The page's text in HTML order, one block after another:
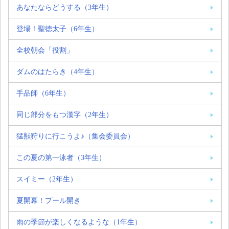
あなたならどうする（3年生）
登場！聖徳太子（6年生）
全校朝会「役割」
ダムのはたらき（4年生）
手品師（6年生）
同じ部分をもつ漢字（2年生）
猛獣狩りに行こうよ♪（集会委員会）
この夏の第一泳者（3年生）
スイミー（2年生）
夏開幕！プール開き
雨の季節が楽しくなるような（1年生）